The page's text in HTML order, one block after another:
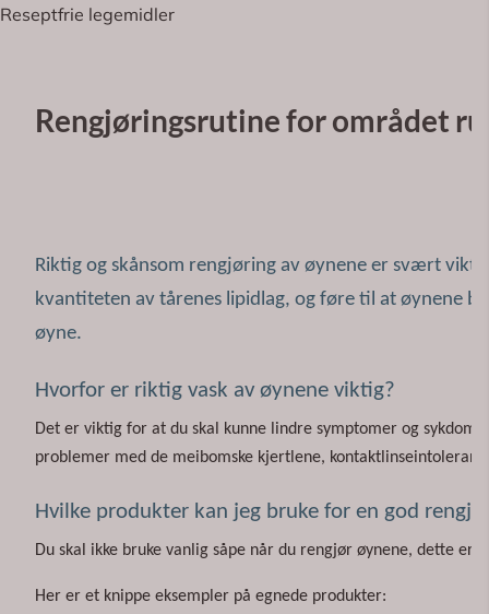
Reseptfrie legemidler
Rengjøringsrutine for området
Riktig og skånsom rengjøring av øynene er svært
kvantiteten av tårenes lipidlag, og føre til at øynene
øyne.
Hvorfor er riktig vask av øynene viktig?
Det er viktig for at du skal kunne lindre symptomer og
problemer med de meibomske kjertlene,
Hvilke produkter kan jeg bruke for en god
Du skal ikke bruke vanlig såpe når du rengjør øynene, dette
Her er et knippe eksempler på egnede produkter: